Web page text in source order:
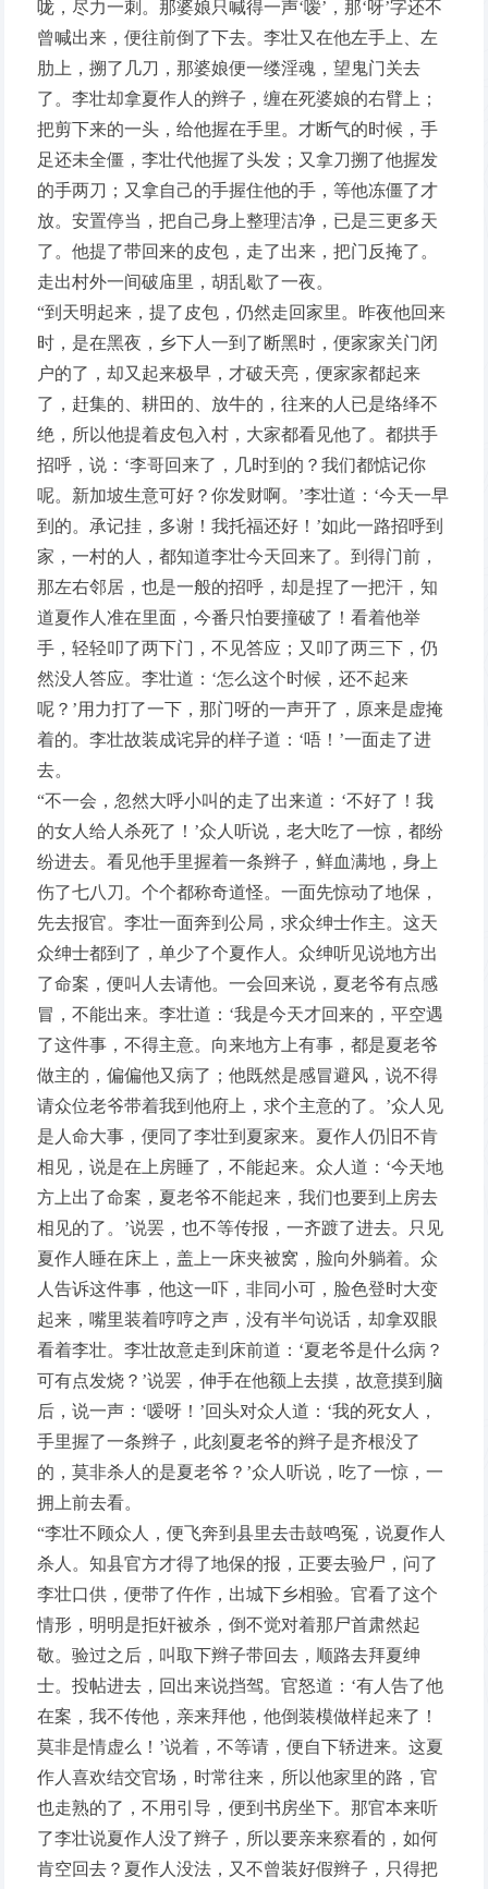
咙，尽力一刺。那婆娘只喊得一声‘嗳’，那‘呀’字还不
曾喊出来，便往前倒了下去。李壮又在他左手上、左
肋上，搠了几刀，那婆娘便一缕淫魂，望鬼门关去
了。李壮却拿夏作人的辫子，缠在死婆娘的右臂上；
把剪下来的一头，给他握在手里。才断气的时候，手
足还未全僵，李壮代他握了头发；又拿刀搠了他握发
的手两刀；又拿自己的手握住他的手，等他冻僵了才
放。安置停当，把自己身上整理洁净，已是三更多天
了。他提了带回来的皮包，走了出来，把门反掩了。
走出村外一间破庙里，胡乱歇了一夜。
“到天明起来，提了皮包，仍然走回家里。昨夜他回来
时，是在黑夜，乡下人一到了断黑时，便家家关门闭
户的了，却又起来极早，才破天亮，便家家都起来
了，赶集的、耕田的、放牛的，往来的人已是络绎不
绝，所以他提着皮包入村，大家都看见他了。都拱手
招呼，说：‘李哥回来了，几时到的？我们都惦记你
呢。新加坡生意可好？你发财啊。’李壮道：‘今天一早
到的。承记挂，多谢！我托福还好！’如此一路招呼到
家，一村的人，都知道李壮今天回来了。到得门前，
那左右邻居，也是一般的招呼，却是捏了一把汗，知
道夏作人准在里面，今番只怕要撞破了！看着他举
手，轻轻叩了两下门，不见答应；又叩了两三下，仍
然没人答应。李壮道：‘怎么这个时候，还不起来
呢？’用力打了一下，那门呀的一声开了，原来是虚掩
着的。李壮故装成诧异的样子道：‘唔！’一面走了进
去。
“不一会，忽然大呼小叫的走了出来道：‘不好了！我
的女人给人杀死了！’众人听说，老大吃了一惊，都纷
纷进去。看见他手里握着一条辫子，鲜血满地，身上
伤了七八刀。个个都称奇道怪。一面先惊动了地保，
先去报官。李壮一面奔到公局，求众绅士作主。这天
众绅士都到了，单少了个夏作人。众绅听见说地方出
了命案，便叫人去请他。一会回来说，夏老爷有点感
冒，不能出来。李壮道：‘我是今天才回来的，平空遇
了这件事，不得主意。向来地方上有事，都是夏老爷
做主的，偏偏他又病了；他既然是感冒避风，说不得
请众位老爷带着我到他府上，求个主意的了。’众人见
是人命大事，便同了李壮到夏家来。夏作人仍旧不肯
相见，说是在上房睡了，不能起来。众人道：‘今天地
方上出了命案，夏老爷不能起来，我们也要到上房去
相见的了。’说罢，也不等传报，一齐踱了进去。只见
夏作人睡在床上，盖上一床夹被窝，脸向外躺着。众
人告诉这件事，他这一吓，非同小可，脸色登时大变
起来，嘴里装着哼哼之声，没有半句说话，却拿双眼
看着李壮。李壮故意走到床前道：‘夏老爷是什么病？
可有点发烧？’说罢，伸手在他额上去摸，故意摸到脑
后，说一声：‘嗳呀！’回头对众人道：‘我的死女人，
手里握了一条辫子，此刻夏老爷的辫子是齐根没了
的，莫非杀人的是夏老爷？’众人听说，吃了一惊，一
拥上前去看。
“李壮不顾众人，便飞奔到县里去击鼓鸣冤，说夏作人
杀人。知县官方才得了地保的报，正要去验尸，问了
李壮口供，便带了仵作，出城下乡相验。官看了这个
情形，明明是拒奸被杀，倒不觉对着那尸首肃然起
敬。验过之后，叫取下辫子带回去，顺路去拜夏绅
士。投帖进去，回出来说挡驾。官怒道：‘有人告了他
在案，我不传他，亲来拜他，他倒装模做样起来了！
莫非是情虚么！’说着，不等请，便自下轿进来。这夏
作人喜欢结交官场，时常往来，所以他家里的路，官
也走熟的了，不用引导，便到书房坐下。那官本来听
了李壮说夏作人没了辫子，所以要亲来察看的，如何
肯空回去？夏作人没法，又不曾装好假辫子，只得把